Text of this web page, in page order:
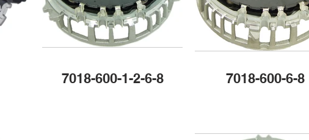
7018-600-1-2-6-8 7018-600-6-8